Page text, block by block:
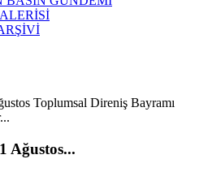
Ağustos...